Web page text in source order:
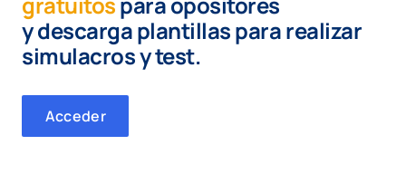
ydescarga plantillas para realizar
simulacros y test.
Acceder